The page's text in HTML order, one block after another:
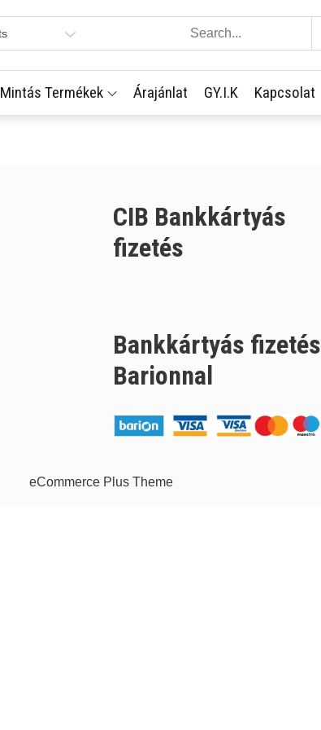
Mintás Termékek Árajánlat GY.I.K Kapcsolat
CIB Bankkártyás
fizetés
Bankkártyás fizetés
Barionnal
eCommerce Plus Theme